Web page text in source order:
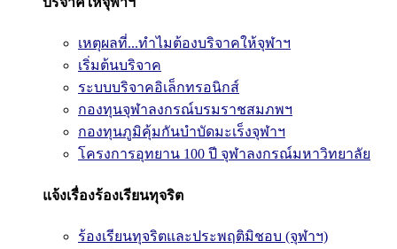
เหตุผลที่...ทำไมต้องบริจาคให้จุฬาฯ
เริ่มต้นบริจาค
ระบบบริจาคอิเล็กทรอนิกส์
กองทุนจุฬาลงกรณ์บรมราชสมภพฯ
กองทุนภูมิคุ้มกันบำบัดมะเร็งจุฬาฯ
โครงการอุทยาน 100 ปี จุฬาลงกรณ์มหาวิทยาลัย
แจ้งเรื่องร้องเรียนทุจริต
ร้องเรียนทุจริตและประพฤติมิชอบ (จุฬาฯ)